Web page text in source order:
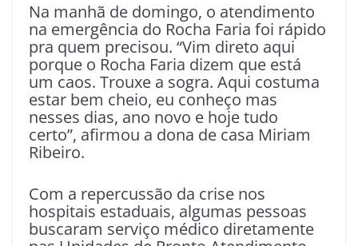
Na manhã de domingo, o atendimento
na emergência do Rocha Faria foi rápido
pra quem precisou. “Vim direto aqui
porque o Rocha Faria dizem que está
um caos. Trouxe a sogra. Aqui costuma
estar bem cheio, eu conheço mas
nesses dias, ano novo e hoje tudo
certo”, afirmou a dona de casa Miriam
Ribeiro.
Com a repercussão da crise nos
hospitais estaduais, algumas pessoas
buscaram serviço médico diretamente